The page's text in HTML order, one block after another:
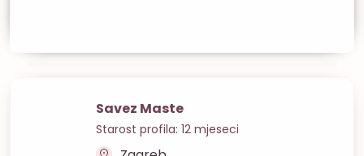
Savez Maste
Starost profila: 12 mjeseci